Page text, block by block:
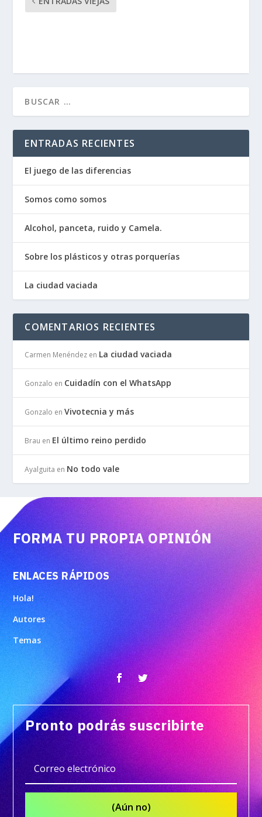
ENTRADAS RECIENTES
El juego de las diferencias
Somos como somos
Alcohol, panceta, ruido y Camela.
Sobre los plásticos y otras porquerías
La ciudad vaciada
COMENTARIOS RECIENTES
Carmen Menéndez en La ciudad vaciada
Gonzalo en Cuidadín con el WhatsApp
Gonzalo enVivotecnia y más
Brau en El último reino perdido
Ayalguita en No todo vale
FORMA TU PROPIA OPINIÓN
ENLACES RÁPIDOS
Hola!
Autores
Temas
Pronto podrás suscribirte
(Aún no)